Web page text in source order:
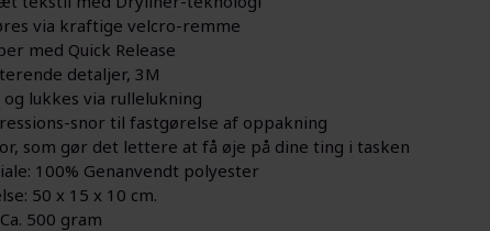
via kraftige velcro-remme
med Quick Release
detaljer, 3M
og lukkes via rullelukning
snor til fastgørelse af oppakning
som gør det lettere at få øje på dine ting i tasken
100% Genanvendt polyester
50 x 15 x 10 cm.
500 gram